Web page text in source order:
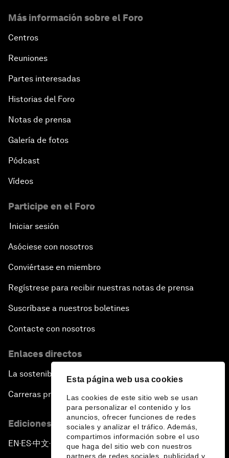
Esta página web usa cookies
Las cookies de este sitio web se usan
para personalizar el contenido y los
anuncios, ofrecer funciones de redes
sociales y analizar el tráfico. Además,
compartimos información sobre el uso
que haga del sitio web con nuestros
partners de redes sociales, publicidad y
Más información sobre el Foro
Centros
Reuniones
Partes interesadas
Historias del Foro
Notas de prensa
Galería de fotos
Pódcast
Vídeos
Participe en el Foro
Iniciar sesión
Asóciese con nosotros
Conviértase en miembro
Regístrese para recibir nuestras notas de prensa
Suscríbase a nuestros boletines
Contacte con nosotros
Enlaces directos
La sostenibilidad en el Foro
Carreras profesionales
Ediciones en otros idiomas
EN ▪ ES▪中文▪ 日本語